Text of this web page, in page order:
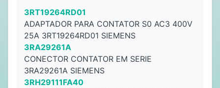
3RT19264RD01
ADAPTADOR PARA CONTATOR S0 AC3 400V
25A 3RT19264RD01 SIEMENS
3RA29261A
CONECTOR CONTATOR EM SERIE
3RA29261A SIEMENS
3RH29111FA40